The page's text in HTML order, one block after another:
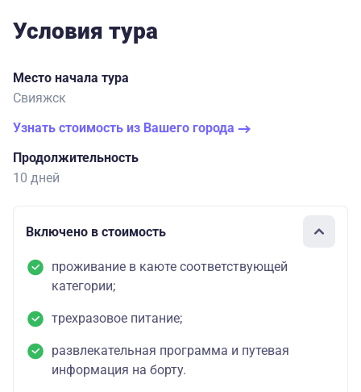
Условия тура
Место начала тура
Свияжск
Узнать стоимость из Вашего города
Продолжительность
10 дней
Включено в стоимость
проживание в каюте соответствующей
категории;
трехразовое питание;
развлекательная программа и путевая
информация на борту.